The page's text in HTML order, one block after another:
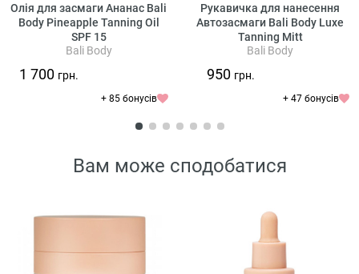
Олія для засмаги Ананас Bali
Body Pineapple Tanning Oil
SPF 15
Bali Body
1 700 грн.
+ 85 бонусів
Рукавичка для нанесення
Автозасмаги Bali Body Luxe
Tanning Mitt
Bali Body
950 грн.
+ 47 бонусів
Вам може сподобатися